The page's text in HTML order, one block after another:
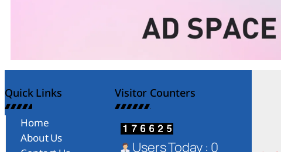
Quick Links
Home
About Us
Visitor Counters
Users Today : 0